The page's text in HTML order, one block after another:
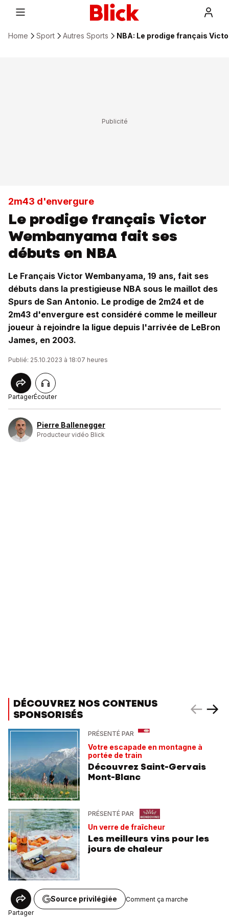
Home Sport Autres Sports NBA: Le prodige français
2m43 d'envergure
Le prodige français Victor
Wembanyama fait ses
débuts en NBA
Le Français Victor Wembanyama, 19 ans, fait ses
débuts dans la prestigieuse NBA sous le maillot des
Spurs de San Antonio. Le prodige de 2m24 et de
2m43 d'envergure est considéré comme le meilleur
joueur à rejoindre la ligue depuis l'arrivée de LeBron
James, en 2003.
Publié: 25.10.2023 à 18:07 heures
PartagerÉcouter
Pierre Ballenegger
Producteur vidéo Blick
DÉCOUVREZ NOS CONTENUS
SPONSORISÉS
PRÉSENTÉ PAR
Votre escapade en montagne à
portée de train
Découvrez Saint-Gervais
Mont-Blanc
PRÉSENTÉ PAR
Un verre de fraîcheur
Les meilleurs vins pour les
jours de chaleur
Partager
Source privilégiée Comment ça marche